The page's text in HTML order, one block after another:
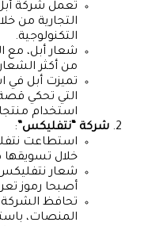
تعمل شركة
التجارية من
التكنولوجية.
شعار أبل، مع
من أكثر
تميزت أبل في
التي تحكي قصة
استخدام
شركة “نتفليكس”:
استطاعت
خلال تسويقها
شعار نتفليكس
أصبحا رموز
تحافظ
المنصات،